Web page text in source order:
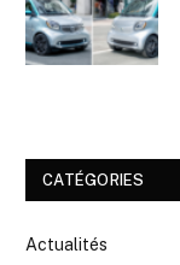
CATÉGORIES
Actualités